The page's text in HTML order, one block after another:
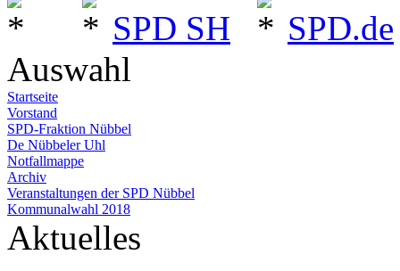
SPD SH
SPD.de
Auswahl
Startseite
Vorstand
SPD-Fraktion Nübbel
De Nübbeler Uhl
Notfallmappe
Archiv
Veranstaltungen der SPD Nübbel
Kommunalwahl 2018
Aktuelles